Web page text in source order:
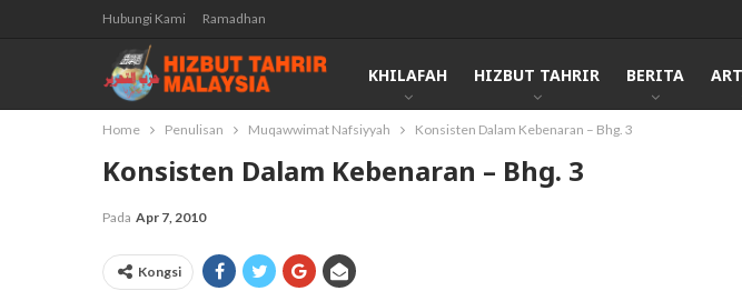
Hubungi Kami Ramadhan
KHILAFAH HIZBUT TAHRIR BERITA
Home Penulisan Muqawwimat Nafsiyyah Konsisten Dalam Kebenaran – Bhg. 3
Konsisten Dalam Kebenaran – Bhg. 3
Pada Apr 7, 2010
Kongsi